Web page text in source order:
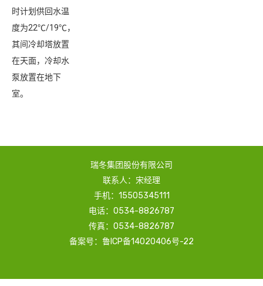
时计划供回水温
度为22℃/19℃，
其间冷却塔放置
在天面，冷却水
泵放置在地下
室。
瑞冬集团股份有限公司
联系人：宋经理
手机：15505345111
电话：0534-8826787
传真：0534-8826787
备案号：鲁ICP备14020406号-22